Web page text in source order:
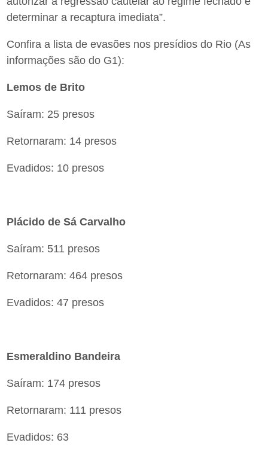
determinar a recaptura imediata”.
Confira a lista de evasões nos presídios do Rio (As
informações são do G1):
Lemos de Brito
Saíram: 25 presos
Retornaram: 14 presos
Evadidos: 10 presos
Plácido de Sá Carvalho
Saíram: 511 presos
Retornaram: 464 presos
Evadidos: 47 presos
Esmeraldino Bandeira
Saíram: 174 presos
Retornaram: 111 presos
Evadidos: 63